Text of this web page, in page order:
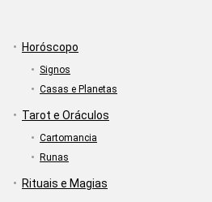
Horóscopo
Signos
Casas e Planetas
Tarot e Oráculos
Cartomancia
Runas
Rituais e Magias